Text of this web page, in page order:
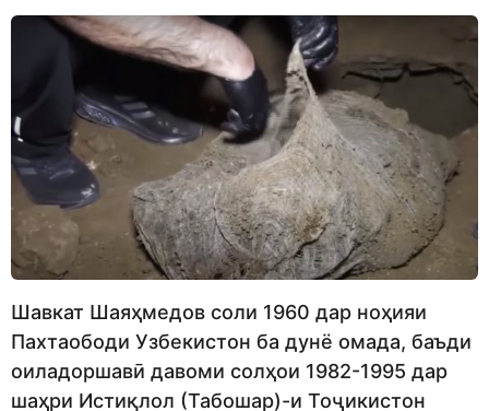
Шавкат Шаяҳмедов соли 1960 дар ноҳияи
Пахтаободи Узбекистон ба дунё омада, баъди
оиладоршавӣ давоми солҳои 1982-1995 дар
шаҳри Истиқлол (Табошар)-и Тоҷикистон